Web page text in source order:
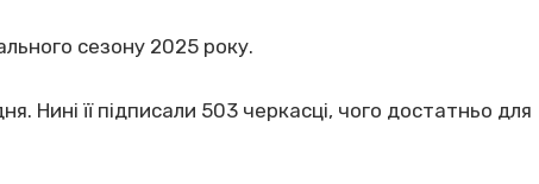
сезону 2025 року.
Нині її підписали 503 черкасці, чого достатньо для